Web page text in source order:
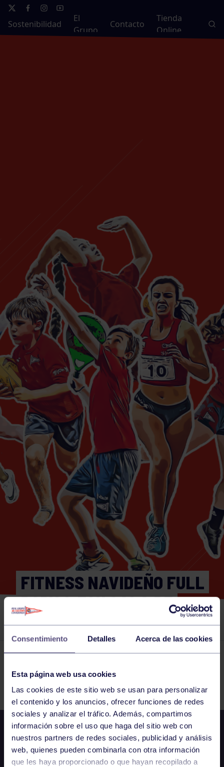
Consentimiento Detalles Acerca de las cookies
Esta página web usa cookies
Las cookies de este sitio web se usan para personalizar
el contenido y los anuncios, ofrecer funciones de redes
sociales y analizar el tráfico. Además, compartimos
información sobre el uso que haga del sitio web con
nuestros partners de redes sociales, publicidad y análisis
web, quienes pueden combinarla con otra información
que les haya proporcionado o que hayan recopilado a
Sostenibilidad
El
Grupo
Contacto
Tienda
Online
FITNESS NAVIDEÑO FULL
BODY 9:30H SALA DE
AERÓBIC